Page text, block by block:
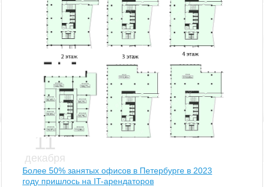
Что увеличивает годовую прибыль компании на 26%?
О том,как офис становится инструментом маркетинга,
игроки рынка недвижимости говорили в рамках
дискуссии «Офис как инструмент HR и маркетинга».
Редактор сайта Дата: 17 декабря 2019 г.
Новости
11
декабря
Более 50% занятых офисов в Петербурге в 2023
году пришлось на IT-арендаторов